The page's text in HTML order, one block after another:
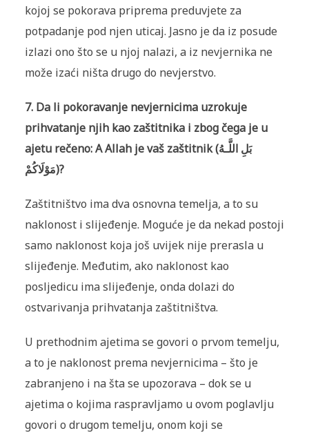
kojoj se pokorava priprema preduvjete za
potpadanje pod njen uticaj. Jasno je da iz posude
izlazi ono što se u njoj nalazi, a iz nevjernika ne
može izaći ništa drugo do nevjerstvo.
7. Da li pokoravanje nevjernicima uzrokuje
prihvatanje njih kao zaštitnika i zbog čega je u
ajetu rečeno: A Allah je vaš zaštitnik (بَلِ اللَّـهُ
مَوْلَاكُمْ)?
Zaštitništvo ima dva osnovna temelja, a to su
naklonost i slijeđenje. Moguće je da nekad postoji
samo naklonost koja još uvijek nije prerasla u
slijeđenje. Međutim, ako naklonost kao
posljedicu ima slijeđenje, onda dolazi do
ostvarivanja prihvatanja zaštitništva.
U prethodnim ajetima se govori o prvom temelju,
a to je naklonost prema nevjernicima – što je
zabranjeno i na šta se upozorava – dok se u
ajetima o kojima raspravljamo u ovom poglavlju
govori o drugom temelju, onom koji se